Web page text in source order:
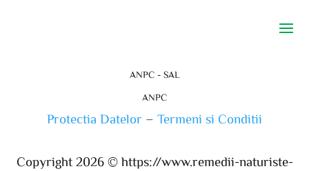
ANPC - SAL
ANPC
Protectia Datelor – Termeni si Conditii
Copyright 2026 ©https://www.remedii-naturiste-